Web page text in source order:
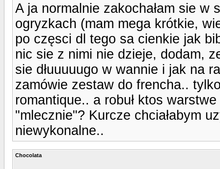
A ja normalnie zakochałam sie w
ogryzkach (mam mega krótkie,
po częsci dl tego sa cienkie jak
nic sie z nimi nie dzieje, dodam,
sie dłuuuuugo w wannie i jak na
zamówie zestaw do frencha..
romantique.. a robuł ktos
"mlecznie"? Kurcze chciałabym
niewykonalne..
Chocolata